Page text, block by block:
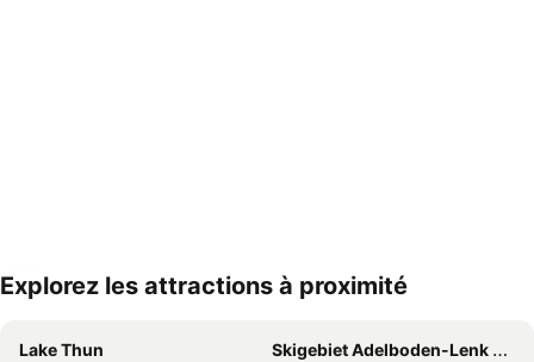
Explorez les attractions à proximité
Lake Thun
Skigebiet Adelboden-Lenk dänk